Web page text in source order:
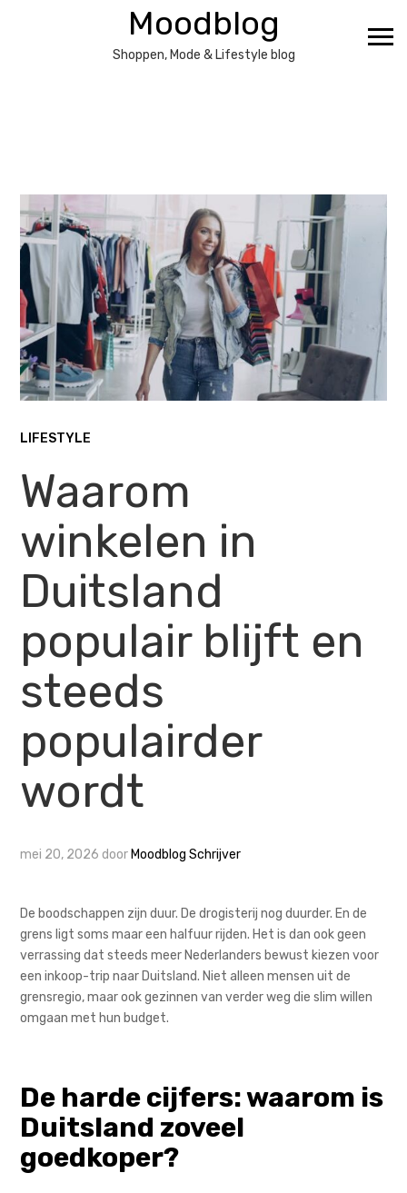
Moodblog
Shoppen, Mode & Lifestyle blog
LIFESTYLE
Waarom
winkelen in
Duitsland
populair blijft en
steeds
populairder
wordt
mei 20, 2026 door Moodblog Schrijver
De boodschappen zijn duur. De drogisterij nog duurder. En de
grens ligt soms maar een halfuur rijden. Het is dan ook geen
verrassing dat steeds meer Nederlanders bewust kiezen voor
een inkoop-trip naar Duitsland. Niet alleen mensen uit de
grensregio, maar ook gezinnen van verder weg die slim willen
omgaan met hun budget.
De harde cijfers: waarom is
Duitsland zoveel
goedkoper?